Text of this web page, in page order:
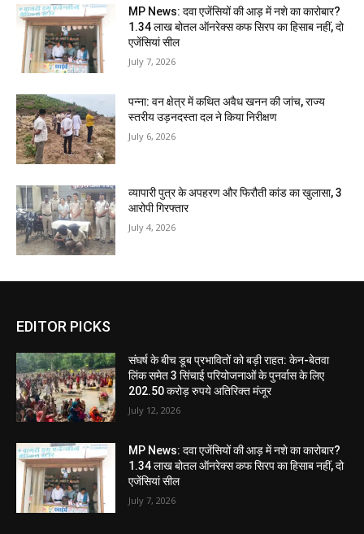
MP News: दवा एजेंसियों की आड़ में नशे का कारोबार?
1.34 लाख बोतल ऑनरेक्स कफ सिरप का हिसाब नहीं, दो
एजेंसियां सील
July 7, 2026
पन्ना: वन क्षेत्र में कथित अवैध खनन की जांच, राज्य
स्तरीय उड़नदस्ता दल ने किया निरीक्षण
July 6, 2026
व्यापारी पुत्र के अपहरण और फिरौती कांड का खुलासा, 3
आरोपी गिरफ्तार
July 4, 2026
EDITOR PICKS
संघर्ष के बीच डूब प्रभावितों को बड़ी राहत: केन-बेतवा
लिंक समेत 3 सिंचाई परियोजनाओं के पुनर्वास के लिए
202.50 करोड़ रुपये अतिरिक्त मंजूर
July 12, 2026
MP News: दवा एजेंसियों की आड़ में नशे का कारोबार?
1.34 लाख बोतल ऑनरेक्स कफ सिरप का हिसाब नहीं, दो
एजेंसियां सील
July 7, 2026